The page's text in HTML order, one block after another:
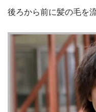
後ろから前に髪の毛を